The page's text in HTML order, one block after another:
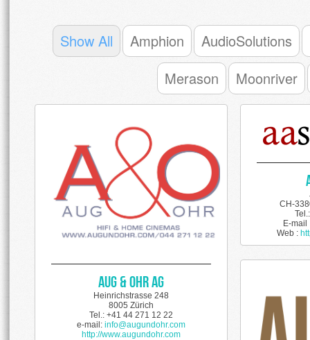
Show All Amphion AudioSolutions
Merason
Moonriver
CH-
E-
Web :
Aug & Ohr AG
Heinrichstrasse 248
8005 Zürich
Tel.: +41 44 271 12 22
e-mail: info@augundohr.com
http://www.augundohr.com